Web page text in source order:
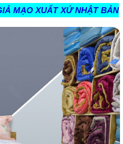
MẠO XUẤT XỨ NHẬT BẢN